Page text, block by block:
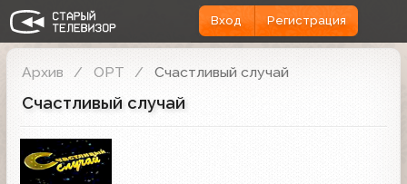
Вход Регистрация
Архив ОРТ Счастливый случай
Счастливый случай